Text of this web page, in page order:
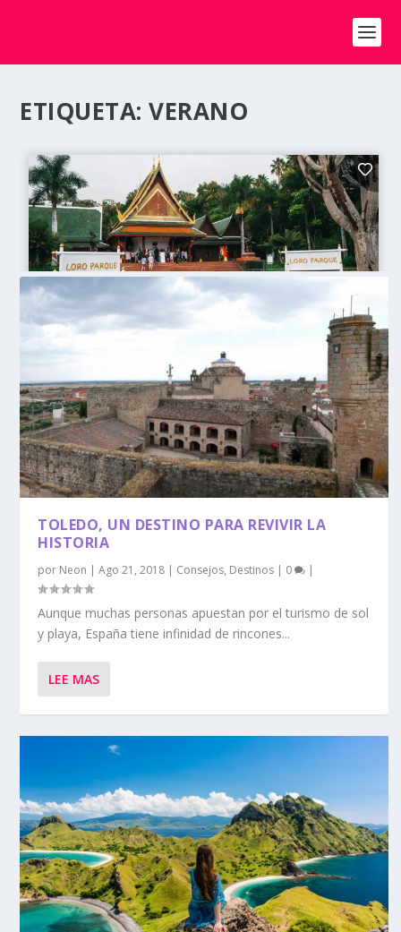
ETIQUETA:VERANO
TOLEDO, UN DESTINO PARA REVIVIR LA
HISTORIA
por Neon |Ago 21, 2018 | Consejos, Destinos | 0 |
Aunque muchas personas apuestan por el turismo de sol
y playa, España tiene infinidad de rincones...
LEE MAS